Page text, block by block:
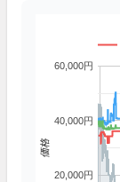
20,000円
40,000円
60,000円
価格